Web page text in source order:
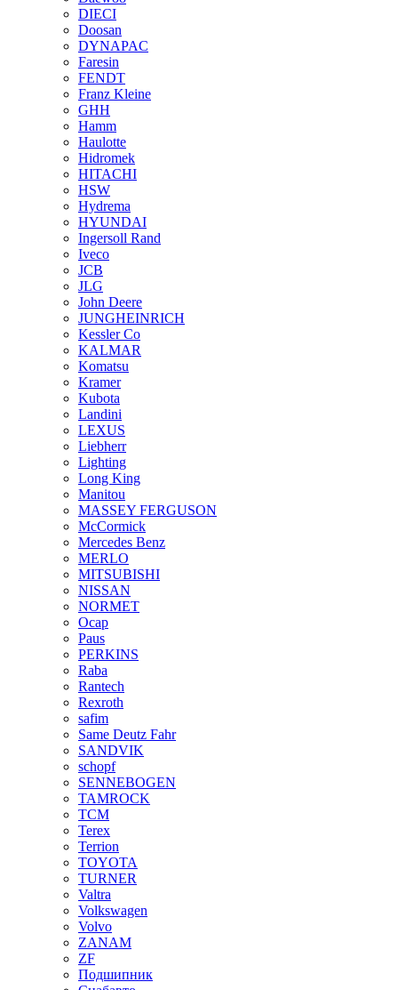
DIECI
Doosan
DYNAPAC
Faresin
FENDT
Franz Kleine
GHH
Hamm
Haulotte
Hidromek
HITACHI
HSW
Hydrema
HYUNDAI
Ingersoll Rand
Iveco
JCB
JLG
John Deere
JUNGHEINRICH
Kessler Co
KALMAR
Komatsu
Kramer
Kubota
Landini
LEXUS
Liebherr
Lighting
Long King
Manitou
MASSEY FERGUSON
McCormick
Mercedes Benz
MERLO
MITSUBISHI
NISSAN
NORMET
Ocap
Paus
PERKINS
Raba
Rantech
Rexroth
safim
Same Deutz Fahr
SANDVIK
schopf
SENNEBOGEN
TAMROCK
TCM
Terex
Terrion
TOYOTA
TURNER
Valtra
Volkswagen
Volvo
ZANAM
ZF
Подшипник